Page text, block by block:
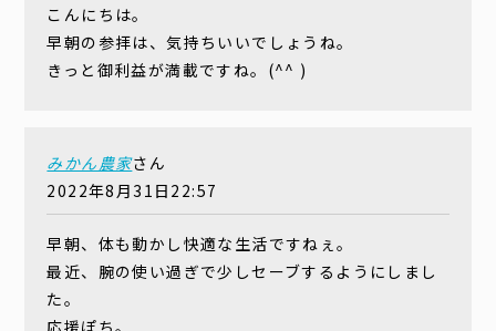
こんにちは。
早朝の参拝は、気持ちいいでしょうね。
きっと御利益が満載ですね。(^^ )
みかん農家さん
2022年8月31日22:57
早朝、体も動かし快適な生活ですねぇ。
最近、腕の使い過ぎで少しセーブするようにしまし
た。
応援ぽち。